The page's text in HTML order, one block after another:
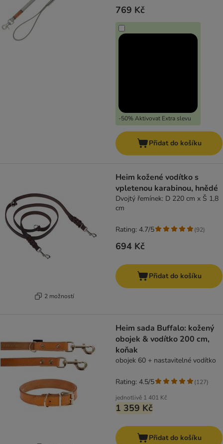
769 Kč
-50% Aktivovat Extra slevu
Přidat do košíku
2 možností
Heim kožené vodítko s
vpletenou karabinou, hnědé
Dvojtý řemínek: D 220 cm x Š 1,8
cm
694 Kč
Rating: 4.7/5 (92)
Přidat do košíku
Heim sada Buffalo: kožený
obojek & vodítko 200 cm,
koňak
obojek 60 + nastavitelné vodítko
jednotlivě 1 401 Kč
1 359 Kč
Rating: 4.5/5 (127)
Přidat do košíku